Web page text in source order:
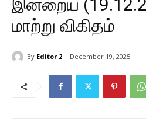
இன்றைய
மாற்று விகிதம்
By Editor 2 December 19, 2025